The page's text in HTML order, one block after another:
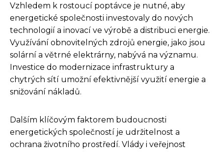
Vzhledem k rostoucí poptávce je nutné, aby
energetické společnosti investovaly do nových
technologií a inovací ve výrobě a distribuci energie.
Využívání obnovitelných zdrojů energie, jako jsou
solární a větrné elektrárny, nabývá na významu.
Investice do modernizace infrastruktury a
chytrých sítí umožní efektivnější využití energie a
snižování nákladů.
Dalším klíčovým faktorem budoucnosti
energetických společností je udržitelnost a
ochrana životního prostředí. Vlády i veřejnost